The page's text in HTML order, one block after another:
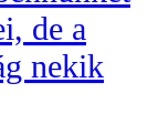
de a
nekik